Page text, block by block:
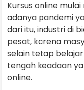
Kursus online
adanya pandemi
dari itu, industri di
pesat, karena
selain tetap
tengah keadaan
online.